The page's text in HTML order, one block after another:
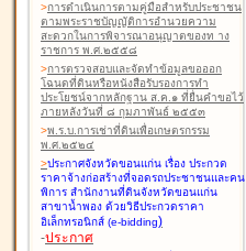
>การดำเนินการตามคู่มือสำหรับประชาชน
ตามพระราชบัญญัติการอำนวยความ
สะดวกในการพิจารณาอนุญาตของท าง
ราชการ พ.ศ.๒๕๕๘
>การตรวจสอบและจัดทำข้อมูลขอออก
โฉนดที่ดินหรือหนังสือรับรองการทำ
ประโยชน์จากหลักฐาน ส.ค.๑ ที่ยื่นคำขอไว้
ภายหลังวันที่ ๘ กุมภาพันธ์ ๒๕๕๓
>พ.ร.บ.การเช่าที่ดินเพื่อเกษตรกรรม
พ.ศ.๒๕๒๔
>ประกาศจังหวัดขอนแก่น เรื่อง ประกวด
ราคาจ้างก่อสร้างที่จอดรถประชาชนและคน
พิการ สำนักงานที่ดินจังหวัดขอนแก่น
สาขาน้ำพอง ด้วยวิธีประกวดราคา
อิเล็กทรอนิกส์ (e-bidding)
-ประกาศ